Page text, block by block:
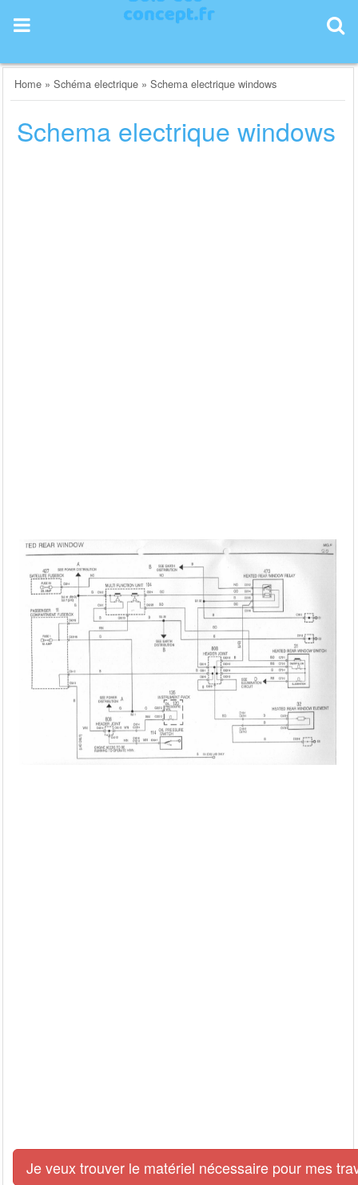
content
Home »Schéma electrique »Schema electrique windows
Schema electrique windows
Je veux trouver le matériel nécessaire pour mes